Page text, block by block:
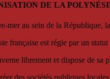
DE LA
mer au sein de la République,
française est régie par un
librement et dispose de sa
des sociétés publiques